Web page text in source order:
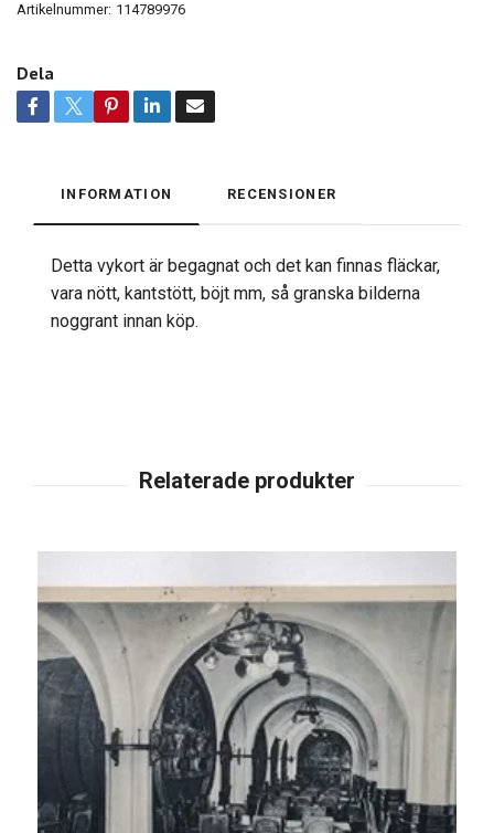
Artikelnummer: 114789976
Dela
INFORMATION RECENSIONER
Detta vykort är begagnat och det kan finnas fläckar,
vara nött, kantstött, böjt mm, så granska bilderna
noggrant innan köp.